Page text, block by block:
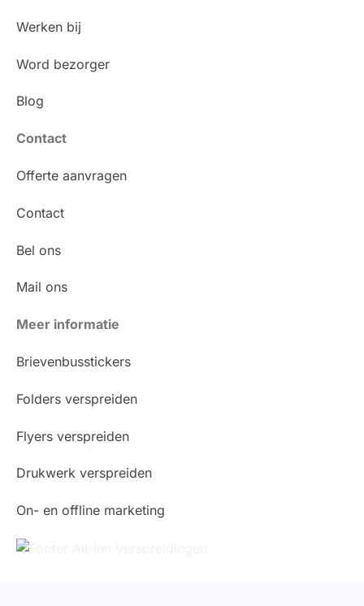
Werken bij
Word bezorger
Blog
Contact
Offerte aanvragen
Contact
Bel ons
Mail ons
Meer informatie
Brievenbusstickers
Folders verspreiden
Flyers verspreiden
Drukwerk verspreiden
On- en offline marketing